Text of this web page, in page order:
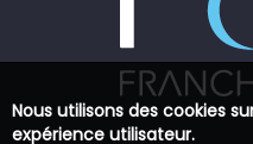
Nous utilisons des cookies
expérience utilisateur.